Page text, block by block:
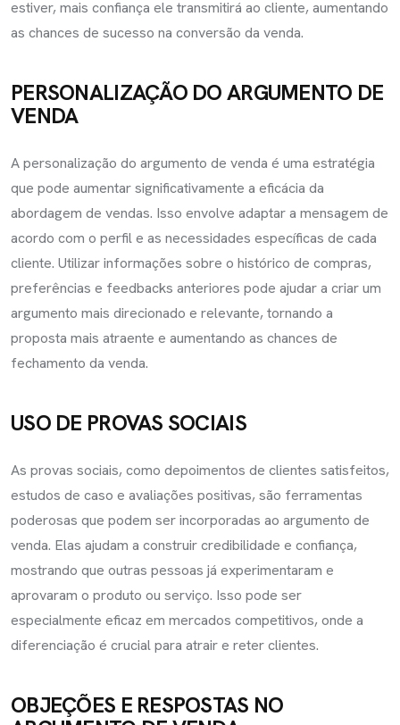
estiver, mais confiança ele transmitirá ao cliente, aumentando
as chances de sucesso na conversão da venda.
PERSONALIZAÇÃO DO ARGUMENTO DE
VENDA
A personalização do argumento de venda é uma estratégia
que pode aumentar significativamente a eficácia da
abordagem de vendas. Isso envolve adaptar a mensagem de
acordo com o perfil e as necessidades específicas de cada
cliente. Utilizar informações sobre o histórico de compras,
preferências e feedbacks anteriores pode ajudar a criar um
argumento mais direcionado e relevante, tornando a
proposta mais atraente e aumentando as chances de
fechamento da venda.
USO DE PROVAS SOCIAIS
As provas sociais, como depoimentos de clientes satisfeitos,
estudos de caso e avaliações positivas, são ferramentas
poderosas que podem ser incorporadas ao argumento de
venda. Elas ajudam a construir credibilidade e confiança,
mostrando que outras pessoas já experimentaram e
aprovaram o produto ou serviço. Isso pode ser
especialmente eficaz em mercados competitivos, onde a
diferenciação é crucial para atrair e reter clientes.
OBJEÇÕES E RESPOSTAS NO